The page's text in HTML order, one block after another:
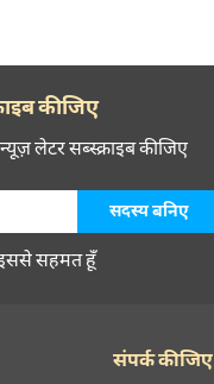
कीजिए
लेटर सब्स्क्राइब कीजिए
सहमत हूँ
संपर्क कीजिए